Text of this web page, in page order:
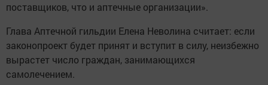
поставщиков, что и аптечные организации».
Глава Аптечной гильдии Елена Неволина считает: если
законопроект будет принят и вступит в силу, неизбежно
вырастет число граждан, занимающихся
самолечением.